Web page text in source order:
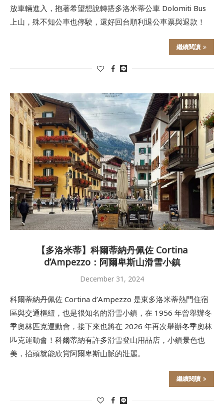
放車輛進入，抱著希望想說轉搭多洛米蒂公車 Dolomiti Bus
上山，殊不知公車也停駛，還好回台順利退公車票與退款！
繼續閱讀
【多洛米蒂】科爾蒂納丹佩佐 Cortina
d’Ampezzo：阿爾卑斯山滑雪小鎮
December 31, 2024
科爾蒂納丹佩佐 Cortina d’Ampezzo 是東多洛米蒂熱門住宿
區與交通樞紐，也是很知名的滑雪小鎮，在 1956 年曾舉辦冬
季奧林匹克運動會，接下來也將在 2026 年再次舉辦冬季奧林
匹克運動會！科爾蒂納有許多滑雪登山用品店，小鎮景色也
美，抬頭就能欣賞阿爾卑斯山脈的壯麗。
繼續閱讀